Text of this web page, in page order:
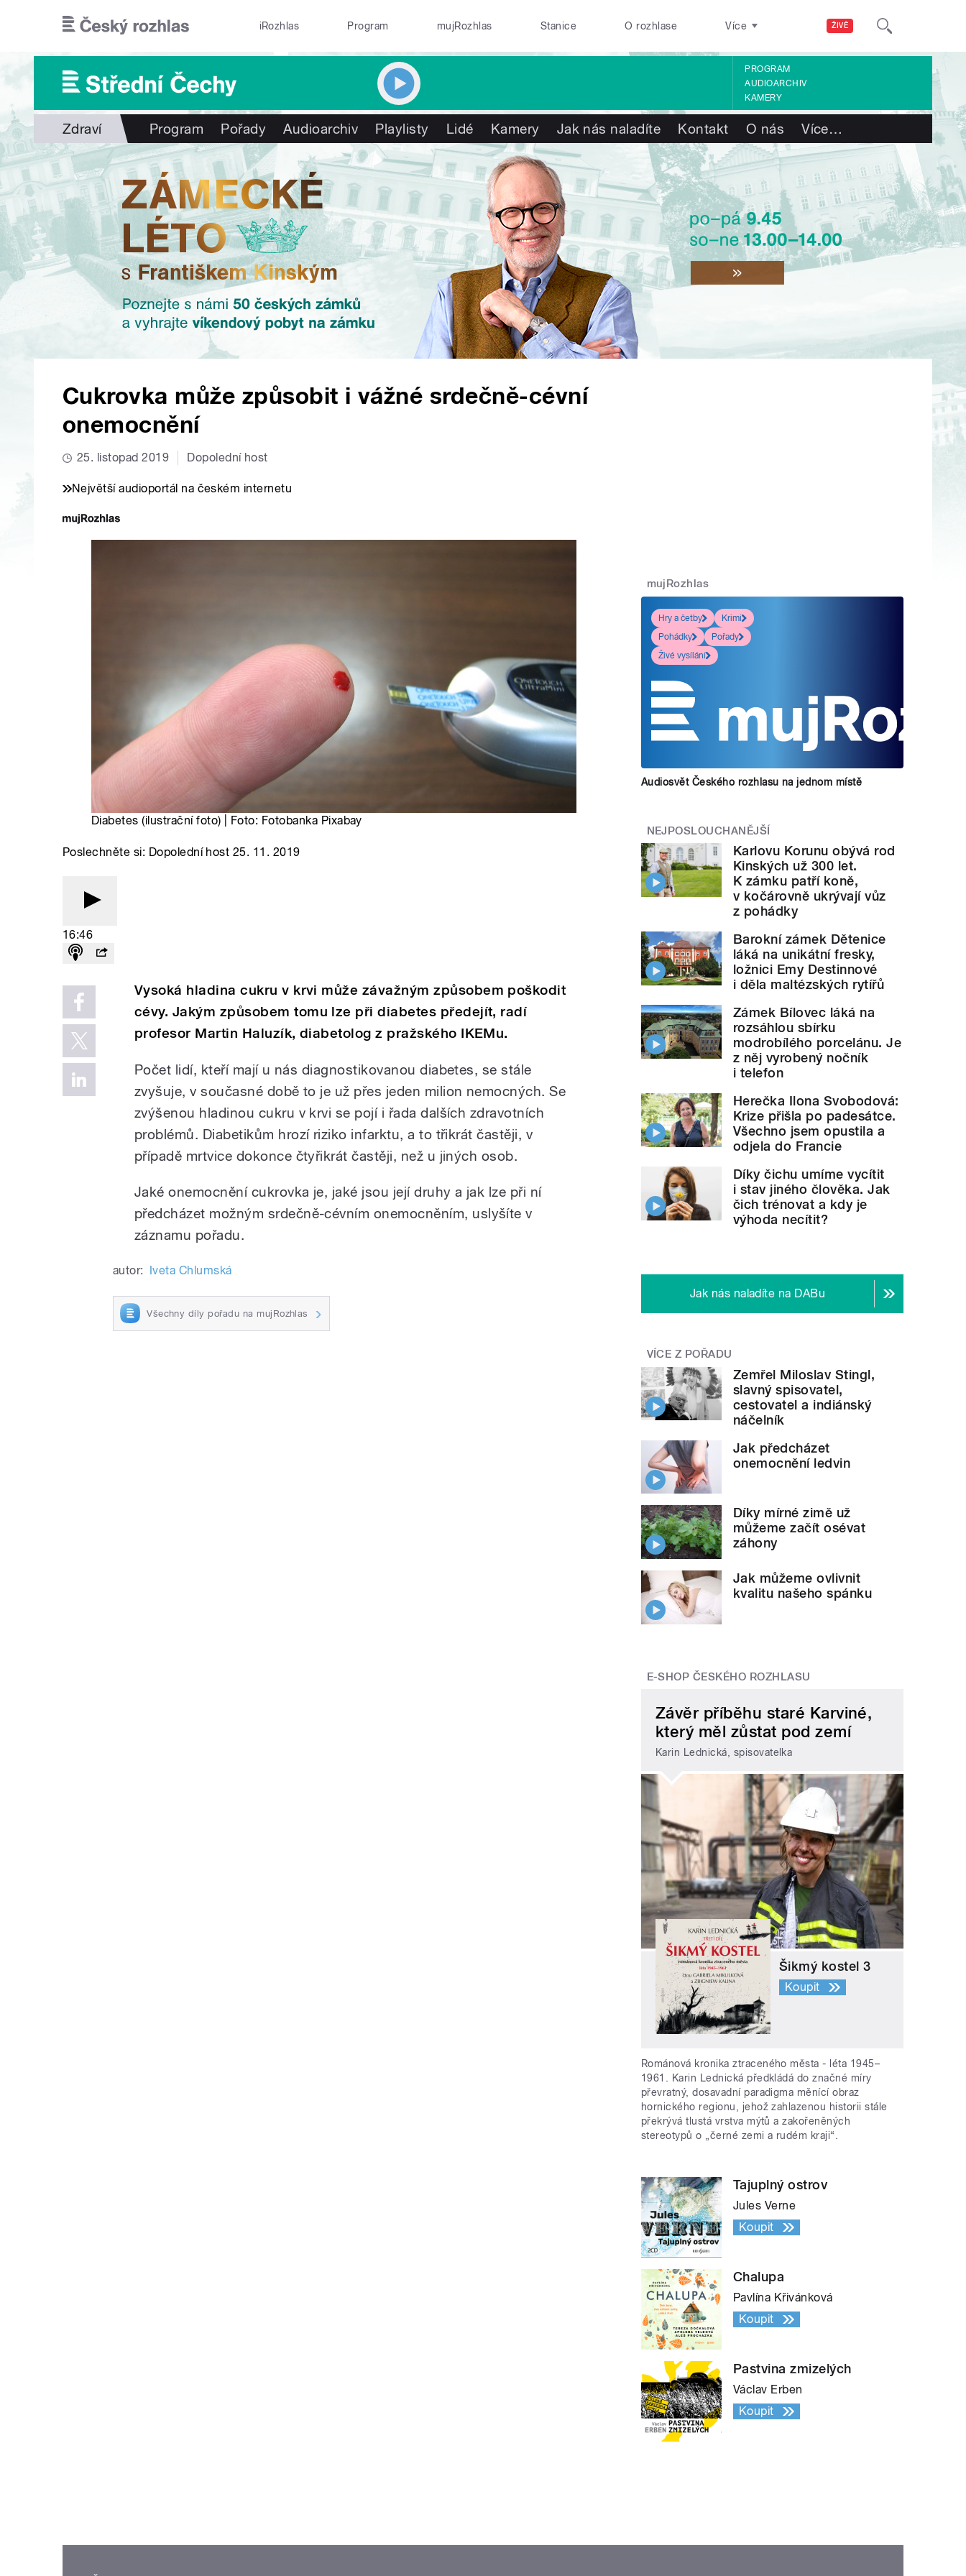
ŽIVĚ
iRozhlas Program mujRozhlas Stanice O rozhlase Více
PROGRAM
AUDIOARCHIV
KAMERY
Zdraví Program Pořady Audioarchiv Playlisty Lidé Kamery Jak nás naladíte Kontakt O nás Více…
Cukrovka může způsobit i vážné srdečně-cévní
onemocnění
25. listopad 2019 Dopolední host
Největší audioportál na českém internetu
Diabetes (ilustrační foto) | Foto: Fotobanka Pixabay
Poslechněte si: Dopolední host 25. 11. 2019
16:46
Vysoká hladina cukru v krvi může závažným způsobem poškodit
cévy. Jakým způsobem tomu lze při diabetes předejít, radí
profesor Martin Haluzík, diabetolog z pražského IKEMu.
Počet lidí, kteří mají u nás diagnostikovanou diabetes, se stále
zvyšuje, v současné době to je už přes jeden milion nemocných. Se
zvýšenou hladinou cukru v krvi se pojí i řada dalších zdravotních
problémů. Diabetikům hrozí riziko infarktu, a to třikrát častěji, v
případě mrtvice dokonce čtyřikrát častěji, než u jiných osob.
Jaké onemocnění cukrovka je, jaké jsou její druhy a jak lze při ní
předcházet možným srdečně-cévním onemocněním, uslyšíte v
záznamu pořadu.
autor: Iveta Chlumská
Všechny díly pořadu na mujRozhlas
mujRozhlas
Hry a četby
Krimi
Pohádky
Pořady
Živé vysílání
Audiosvět Českého rozhlasu na jednom místě
NEJPOSLOUCHANĚJŠÍ
Karlovu Korunu obývá rod
Kinských už 300 let.
K zámku patří koně,
v kočárovně ukrývají vůz
z pohádky
Barokní zámek Dětenice
láká na unikátní fresky,
ložnici Emy Destinnové
i děla maltézských rytířů
Zámek Bílovec láká na
rozsáhlou sbírku
modrobílého porcelánu. Je
z něj vyrobený nočník
i telefon
Herečka Ilona Svobodová:
Krize přišla po padesátce.
Všechno jsem opustila a
odjela do Francie
Díky čichu umíme vycítit
i stav jiného člověka. Jak
čich trénovat a kdy je
výhoda necítit?
Jak nás naladíte na DABu
VÍCE Z POŘADU
Zemřel Miloslav Stingl,
slavný spisovatel,
cestovatel a indiánský
náčelník
Jak předcházet
onemocnění ledvin
Díky mírné zimě už
můžeme začít osévat
záhony
Jak můžeme ovlivnit
kvalitu našeho spánku
E-SHOP ČESKÉHO ROZHLASU
Závěr příběhu staré Karviné,
který měl zůstat pod zemí
Karin Lednická, spisovatelka
Šikmý kostel 3
Koupit
Románová kronika ztraceného města - léta 1945–
1961. Karin Lednická předkládá do značné míry
převratný, dosavadní paradigma měnící obraz
hornického regionu, jehož zahlazenou historii stále
překrývá tlustá vrstva mýtů a zakořeněných
stereotypů o „černé zemi a rudém kraji“.
Tajuplný ostrov
Jules Verne
Koupit
Chalupa
Pavlína Křivánková
Koupit
Pastvina zmizelých
Václav Erben
Koupit